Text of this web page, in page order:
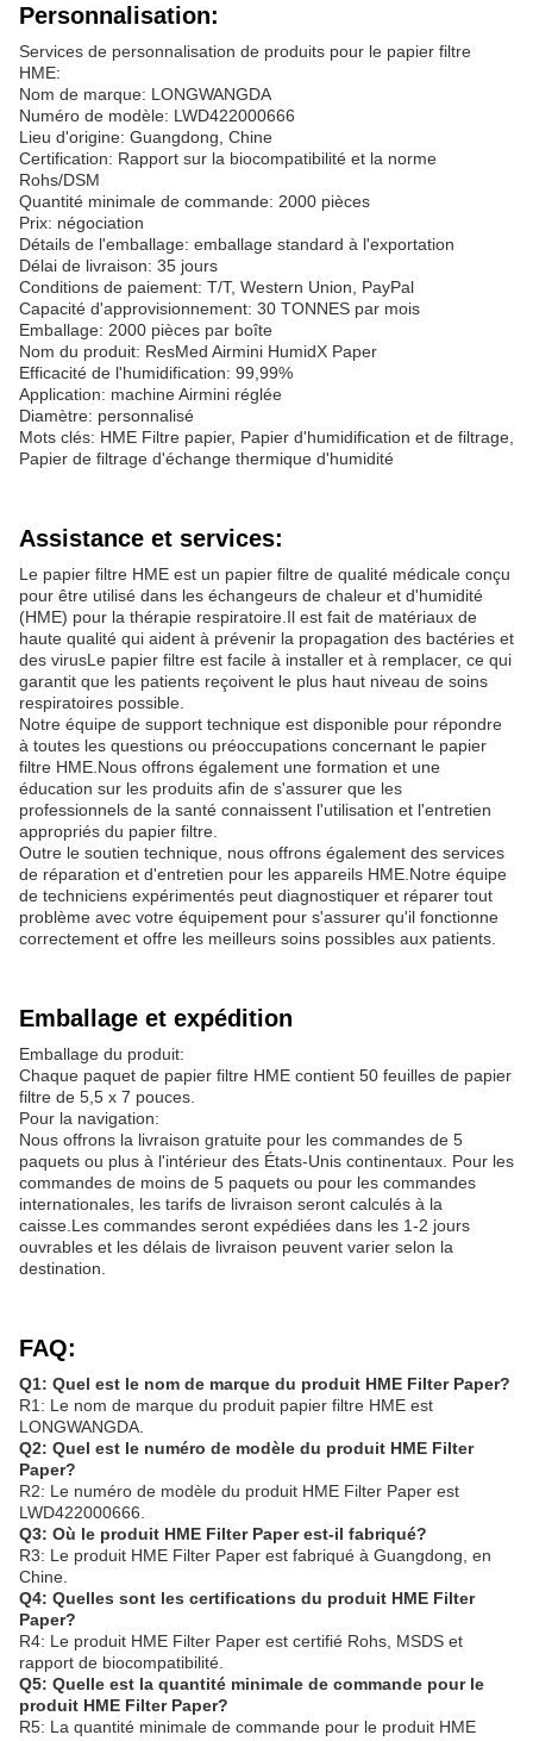
Personnalisation:
Services de personnalisation de produits pour le papier filtre
HME:
Nom de marque: LONGWANGDA
Numéro de modèle: LWD422000666
Lieu d'origine: Guangdong, Chine
Certification: Rapport sur la biocompatibilité et la norme
Rohs/DSM
Quantité minimale de commande: 2000 pièces
Prix: négociation
Détails de l'emballage: emballage standard à l'exportation
Délai de livraison: 35 jours
Conditions de paiement: T/T, Western Union, PayPal
Capacité d'approvisionnement: 30 TONNES par mois
Emballage: 2000 pièces par boîte
Nom du produit: ResMed Airmini HumidX Paper
Efficacité de l'humidification: 99,99%
Application: machine Airmini réglée
Diamètre: personnalisé
Mots clés: HME Filtre papier, Papier d'humidification et de filtrage,
Papier de filtrage d'échange thermique d'humidité
Assistance et services:
Le papier filtre HME est un papier filtre de qualité médicale conçu
pour être utilisé dans les échangeurs de chaleur et d'humidité
(HME) pour la thérapie respiratoire.Il est fait de matériaux de
haute qualité qui aident à prévenir la propagation des bactéries et
des virusLe papier filtre est facile à installer et à remplacer, ce qui
garantit que les patients reçoivent le plus haut niveau de soins
respiratoires possible.
Notre équipe de support technique est disponible pour répondre
à toutes les questions ou préoccupations concernant le papier
filtre HME.Nous offrons également une formation et une
éducation sur les produits afin de s'assurer que les
professionnels de la santé connaissent l'utilisation et l'entretien
appropriés du papier filtre.
Outre le soutien technique, nous offrons également des services
de réparation et d'entretien pour les appareils HME.Notre équipe
de techniciens expérimentés peut diagnostiquer et réparer tout
problème avec votre équipement pour s'assurer qu'il fonctionne
correctement et offre les meilleurs soins possibles aux patients.
Emballage et expédition
Emballage du produit:
Chaque paquet de papier filtre HME contient 50 feuilles de papier
filtre de 5,5 x 7 pouces.
Pour la navigation:
Nous offrons la livraison gratuite pour les commandes de 5
paquets ou plus à l'intérieur des États-Unis continentaux. Pour les
commandes de moins de 5 paquets ou pour les commandes
internationales, les tarifs de livraison seront calculés à la
caisse.Les commandes seront expédiées dans les 1-2 jours
ouvrables et les délais de livraison peuvent varier selon la
destination.
FAQ:
Q1: Quel est le nom de marque du produit HME Filter Paper?
R1: Le nom de marque du produit papier filtre HME est
LONGWANGDA.
Q2: Quel est le numéro de modèle du produit HME Filter
Paper?
R2: Le numéro de modèle du produit HME Filter Paper est
LWD422000666.
Q3: Où le produit HME Filter Paper est-il fabriqué?
R3: Le produit HME Filter Paper est fabriqué à Guangdong, en
Chine.
Q4: Quelles sont les certifications du produit HME Filter
Paper?
R4: Le produit HME Filter Paper est certifié Rohs, MSDS et
rapport de biocompatibilité.
Q5: Quelle est la quantité minimale de commande pour le
produit HME Filter Paper?
R5: La quantité minimale de commande pour le produit HME